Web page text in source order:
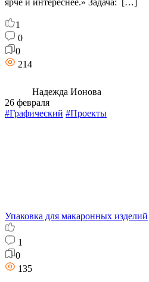
ярче и интереснее.» Задача: […]
1
0
0
214
Надежда Ионова
26 февраля
#Графический #Проекты
Упаковка для макаронных изделий
1
0
135